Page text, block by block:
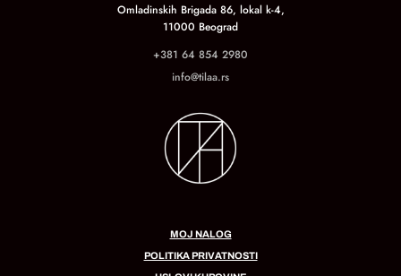
Omladinskih Brigada 86, lokal k-4,
11000 Beograd
+381 64 854 2980
info@tilaa.rs
MOJ NALOG
POLITIKA PRIVATNOSTI